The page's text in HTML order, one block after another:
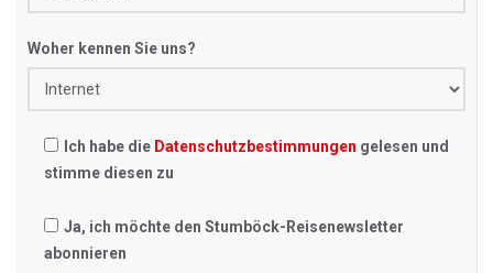
Woher kennen Sie uns?
Ich habe die Datenschutzbestimmungen gelesen und
stimme diesen zu
Ja, ich möchte den Stumböck-Reisenewsletter
abonnieren